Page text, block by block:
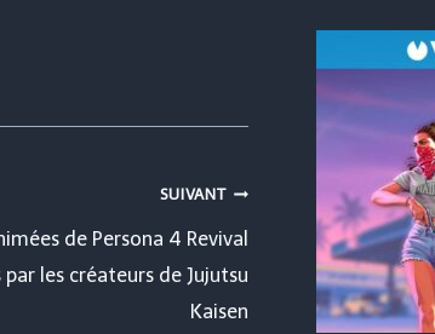
SUIVANT
de Persona 4 Revival
les créateurs de Jujutsu
Kaisen